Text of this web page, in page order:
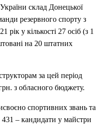
склад Донецької
резервного спорту з
рік у кількості 27 осіб (з 1
на 20 штатних
за цей період
з обласного бюджету.
спортивних звань та
431 – кандидати у майстри